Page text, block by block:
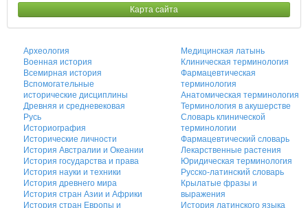
Карта сайта
Археология
Военная история
Всемирная история
Вспомогательные
исторические дисциплины
Древняя и средневековая
Русь
Историография
Исторические личности
История Австралии и Океании
История государства и права
История науки и техники
История древнего мира
История стран Азии и Африки
История стран Европы и
Медицинская латынь
Клиническая терминология
Фармацевтическая
терминология
Анатомическая терминология
Терминология в акушерстве
Словарь клинической
терминологии
Фармацевтический словарь
Лекарственные растения
Юридическая терминология
Русско-латинский словарь
Крылатые фразы и
выражения
История латинского языка